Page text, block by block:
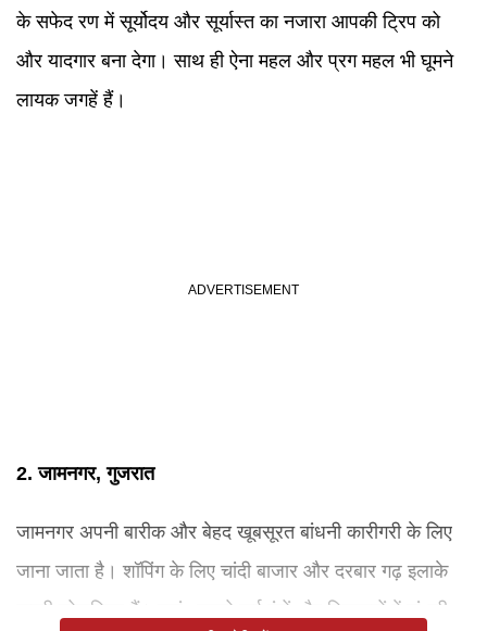
के सफेद रण में सूर्योदय और सूर्यास्त का नजारा आपकी ट्रिप को
और यादगार बना देगा। साथ ही ऐना महल और प्रग महल भी घूमने
लायक जगहें हैं।
2. जामनगर, गुजरात
जामनगर अपनी बारीक और बेहद खूबसूरत बांधनी कारीगरी के लिए
जाना जाता है। शॉपिंग के लिए चांदी बाजार और दरबार गढ़ इलाके
काफी लोकप्रिय हैं। यहां आपको कई रंगों और डिजाइनों में बांधनी